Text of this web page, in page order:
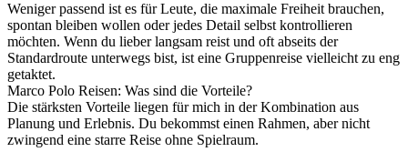
Weniger passend ist es für Leute, die maximale Freiheit brauchen,
spontan bleiben wollen oder jedes Detail selbst kontrollieren
möchten. Wenn du lieber langsam reist und oft abseits der
Standardroute unterwegs bist, ist eine Gruppenreise vielleicht zu eng
getaktet.
Marco Polo Reisen: Was sind die Vorteile?
Die stärksten Vorteile liegen für mich in der Kombination aus
Planung und Erlebnis. Du bekommst einen Rahmen, aber nicht
zwingend eine starre Reise ohne Spielraum.